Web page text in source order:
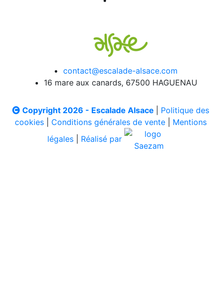
contact@escalade-alsace.com
16 mare aux canards, 67500 HAGUENAU
Copyright 2026 - Escalade Alsace
Politique des
cookies| Conditions générales de vente| Mentions
légales
Réalisé par